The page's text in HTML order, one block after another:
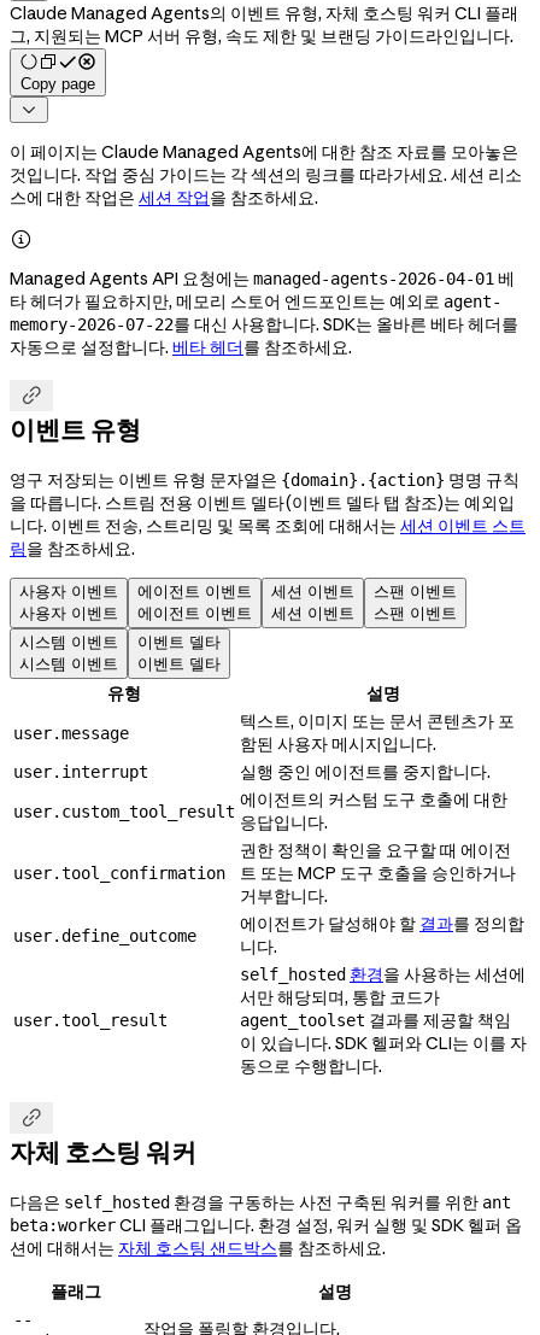
Claude Managed Agents의 이벤트 유형, 자체 호스팅 워커 CLI 플래
그, 지원되는 MCP 서버 유형, 속도 제한 및 브랜딩 가이드라인입니다.
Copy page

이 페이지는 Claude Managed Agents에 대한 참조 자료를 모아놓은
것입니다. 작업 중심 가이드는 각 섹션의 링크를 따라가세요. 세션 리소
스에 대한 작업은 세션 작업을 참조하세요.

Managed Agents API 요청에는 managed-agents-2026-04-01 베
타 헤더가 필요하지만, 메모리 스토어 엔드포인트는 예외로 agent-
memory-2026-07-22를 대신 사용합니다. SDK는 올바른 베타 헤더를
자동으로 설정합니다. 베타 헤더를 참조하세요.

이벤트 유형
영구 저장되는 이벤트 유형 문자열은 {domain}.{action} 명명 규칙
을 따릅니다. 스트림 전용 이벤트 델타(이벤트 델타 탭 참조)는 예외입
니다. 이벤트 전송, 스트리밍 및 목록 조회에 대해서는 세션 이벤트 스트
림을 참조하세요.
사용자 이벤트
사용자 이벤트
에이전트 이벤트
에이전트 이벤트
세션 이벤트
세션 이벤트
스팬 이벤트
스팬 이벤트
시스템 이벤트
시스템 이벤트
이벤트 델타
이벤트 델타
유형 설명
user.message
텍스트, 이미지 또는 문서 콘텐츠가 포
함된 사용자 메시지입니다.
user.interrupt 실행 중인 에이전트를 중지합니다.
user.custom_tool_result
에이전트의 커스텀 도구 호출에 대한
응답입니다.
user.tool_confirmation
권한 정책이 확인을 요구할 때 에이전
트 또는 MCP 도구 호출을 승인하거나
거부합니다.
user.define_outcome
에이전트가 달성해야 할 결과를 정의합
니다.
user.tool_result
self_hosted 환경을 사용하는 세션에
서만 해당되며, 통합 코드가
agent_toolset 결과를 제공할 책임
이 있습니다. SDK 헬퍼와 CLI는 이를 자
동으로 수행합니다.

자체 호스팅 워커
다음은 self_hosted 환경을 구동하는 사전 구축된 워커를 위한 ant
beta:workerCLI 플래그입니다. 환경 설정, 워커 실행 및 SDK 헬퍼 옵
션에 대해서는 자체 호스팅 샌드박스를 참조하세요.
플래그
설명
--
작업을 폴링할 환경입니다.